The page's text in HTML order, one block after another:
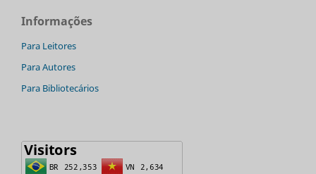
Informações
Para Leitores
Para Autores
Para Bibliotecários